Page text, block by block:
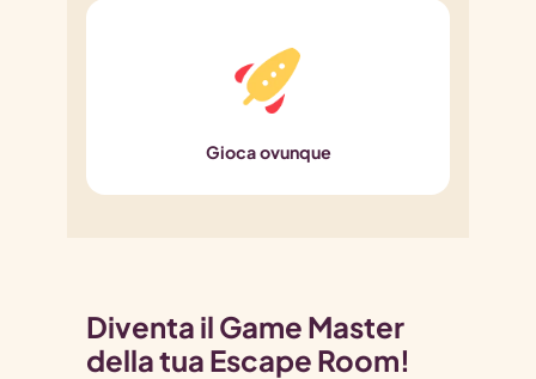
Gioca ovunque
Diventa il Game Master
della tua Escape Room!